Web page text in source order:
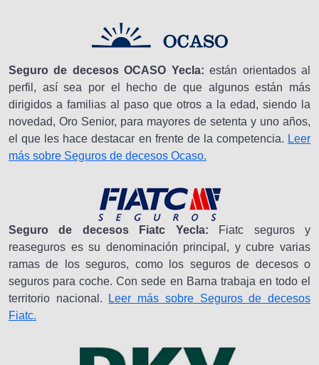
Seguro de decesos OCASO Yecla: están orientados al
perfil, así sea por el hecho de que algunos están más
dirigidos a familias al paso que otros a la edad, siendo la
novedad, Oro Senior, para mayores de setenta y uno años,
el que les hace destacar en frente de la competencia. Leer
más sobre Seguros de decesos Ocaso.
Seguro de decesos Fiatc Yecla:
Fiatc seguros y
reaseguros es su denominación principal, y cubre varias
ramas de los seguros, como los seguros de decesos o
seguros para coche. Con sede en Barna trabaja en todo el
territorio nacional.
Leer más sobre Seguros de decesos
Fiatc.